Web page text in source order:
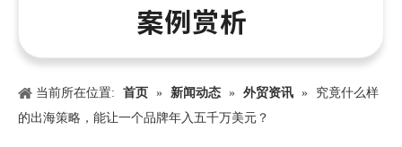
案例赏析
当前所在位置: 首页 » 新闻动态 » 外贸资讯 »
究竟什么样
的出海策略，能让一个品牌年入五千万美元？